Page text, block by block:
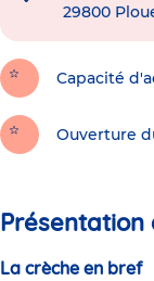
29800
Capacité
Ouverture
La crèche en bref